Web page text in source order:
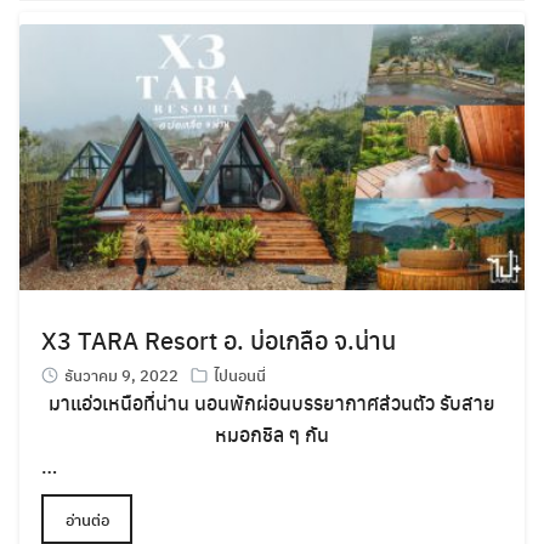
X3 TARA Resort อ. บ่อเกลือ จ.น่าน
ธันวาคม 9, 2022 ไปนอนนี่
มาแอ่วเหนือที่น่าน นอนพักผ่อนบรรยากาศส่วนตัว รับสาย
หมอกชิล ๆ กัน
…
อ่านต่อ